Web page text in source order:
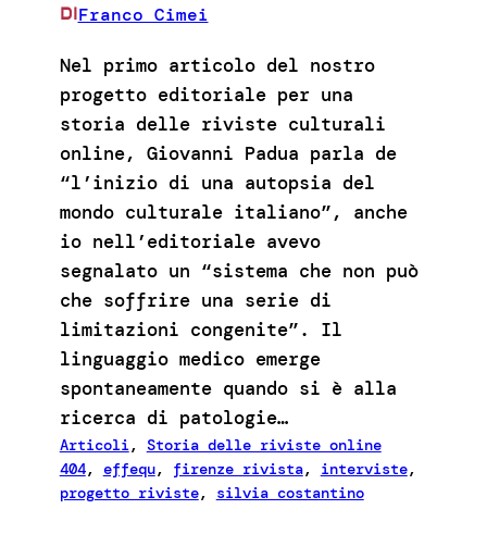
DIFranco Cimei
Nel primo articolo del nostro
progetto editoriale per una
storia delle riviste culturali
online, Giovanni Padua parla de
“l’inizio di una autopsia del
mondo culturale italiano”, anche
io nell’editoriale avevo
segnalato un “sistema che non può
che soffrire una serie di
limitazioni congenite”. Il
linguaggio medico emerge
spontaneamente quando si è alla
ricerca di patologie…
Articoli, Storia delle riviste online
404, effequ, firenze rivista, interviste
progetto riviste, silvia costantino